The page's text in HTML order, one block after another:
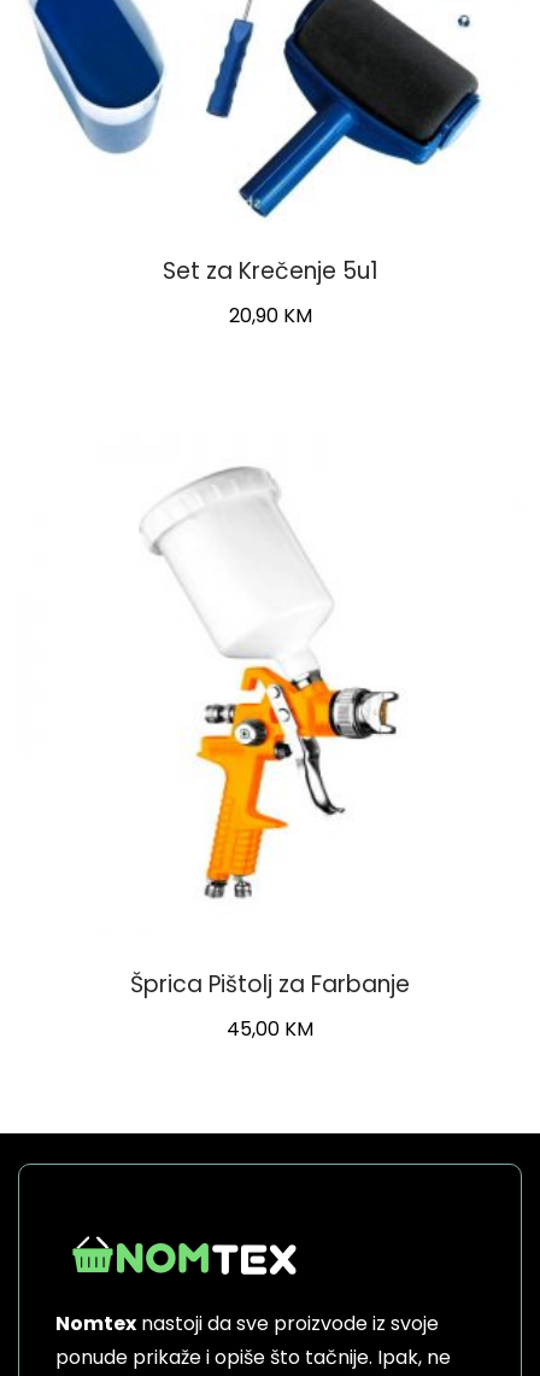
Set za Krečenje 5u1
20,90 KM
Šprica Pištolj za Farbanje
45,00 KM
Nomtex nastoji da sve proizvode iz svoje
ponude prikaže i opiše što tačnije. Ipak, ne